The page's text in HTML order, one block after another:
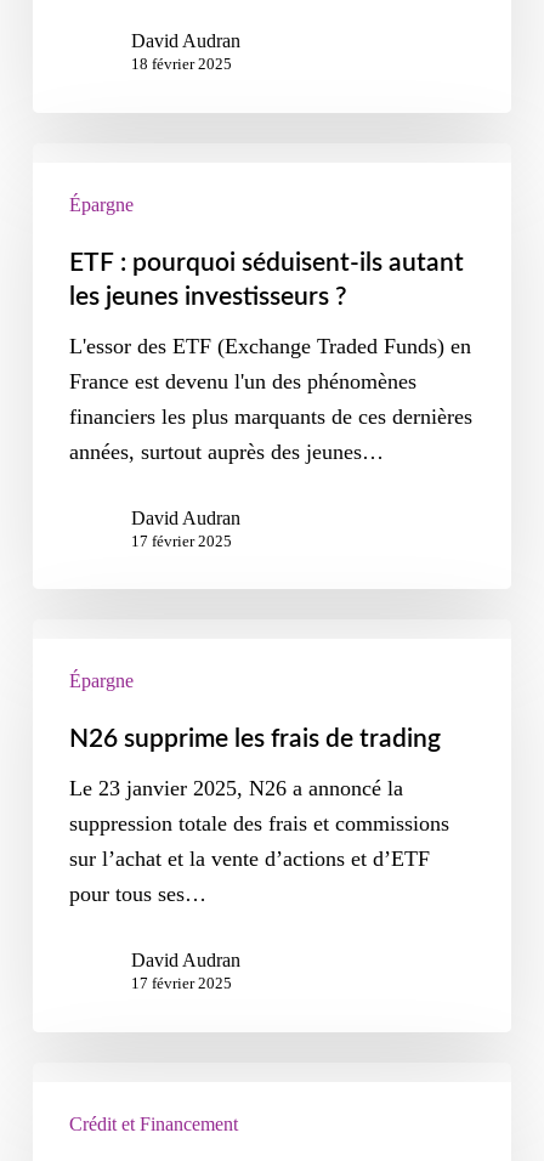
David Audran
18 février 2025
Épargne
ETF : pourquoi séduisent-ils autant
les jeunes investisseurs ?
L'essor des ETF (Exchange Traded Funds) en
France est devenu l'un des phénomènes
financiers les plus marquants de ces dernières
années, surtout auprès des jeunes…
David Audran
17 février 2025
Épargne
N26 supprime les frais de trading
Le 23 janvier 2025, N26 a annoncé la
suppression totale des frais et commissions
sur l’achat et la vente d’actions et d’ETF
pour tous ses…
David Audran
17 février 2025
Crédit et Financement